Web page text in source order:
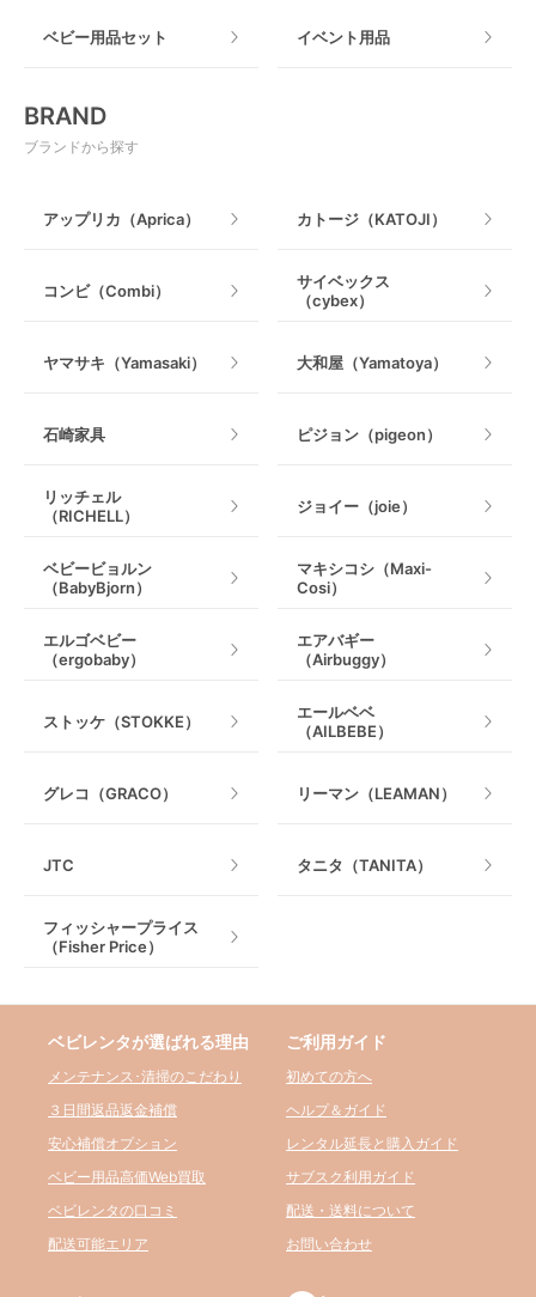
室内遊具
授乳グッズ・ママ用品
ベビー用品セット イベント用品
BRAND
ブランドから探す
アップリカ（Aprica） カトージ（KATOJI）
コンビ（Combi）
サイベックス
（cybex）
ヤマサキ（Yamasaki） 大和屋（Yamatoya）
石崎家具 ピジョン（pigeon）
リッチェル
（RICHELL）
ジョイー（joie）
ベビービョルン
（BabyBjorn）
マキシコシ（Maxi-
Cosi）
エルゴベビー
（ergobaby）
エアバギー
（Airbuggy）
ストッケ（STOKKE）
エールベベ
（AILBEBE）
グレコ（GRACO） リーマン（LEAMAN）
JTC タニタ（TANITA）
フィッシャープライス
（Fisher Price）
ベビレンタが選ばれる理由
メンテナンス･清掃のこだわり
３日間返品返金補償
安心補償オプション
ベビー用品高価Web買取
ベビレンタの口コミ
配送可能エリア
ご利用ガイド
初めての方へ
ヘルプ＆ガイド
レンタル延長と購入ガイド
サブスク利用ガイド
配送・送料について
お問い合わせ